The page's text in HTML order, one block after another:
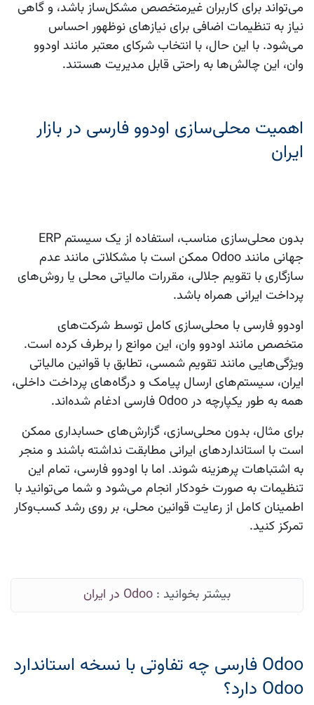
می‌تواند برای کاربران غیرمتخصص مشکل‌ساز باشد، و گاهی
نیاز به تنظیمات اضافی برای نیازهای نوظهور احساس
می‌شود. با این حال، با انتخاب شرکای معتبر مانند اودوو
وان، این چالش‌ها به راحتی قابل مدیریت هستند.
اهمیت محلی‌سازی اودوو فارسی در بازار
ایران
بدون محلی‌سازی مناسب، استفاده از یک سیستم ERP
جهانی مانند Odoo ممکن است با مشکلاتی مانند عدم
سازگاری با تقویم جلالی، مقررات مالیاتی محلی یا روش‌های
پرداخت ایرانی همراه باشد.
اودوو فارسی با محلی‌سازی کامل توسط شرکت‌های
متخصص مانند اودوو وان، این موانع را برطرف کرده است.
ویژگی‌هایی مانند تقویم شمسی، تطابق با قوانین مالیاتی
ایران، سیستم‌های ارسال پیامک و درگاه‌های پرداخت داخلی،
همه به طور یکپارچه در Odoo فارسی ادغام شده‌اند.
برای مثال، بدون محلی‌سازی، گزارش‌های حسابداری ممکن
است با استانداردهای ایرانی مطابقت نداشته باشند و منجر
به اشتباهات پرهزینه شوند. اما با اودوو فارسی، تمام این
تنظیمات به صورت خودکار انجام می‌شود و شما می‌توانید با
اطمینان کامل از رعایت قوانین محلی، بر روی رشد کسب‌وکار
تمرکز کنید.
بیشتر بخوانید : Odoo در ایران
Odoo فارسی چه تفاوتی با نسخه استاندارد
Odoo دارد؟